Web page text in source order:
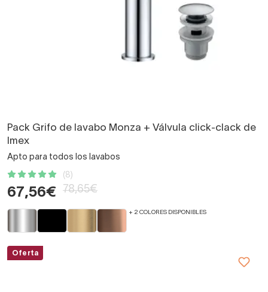
Pack Grifo de lavabo Monza + Válvula click-clack de
Imex
Apto para todos los lavabos
(8)
67,56€ 78,65€
+ 2 COLORES DISPONIBLES
Oferta